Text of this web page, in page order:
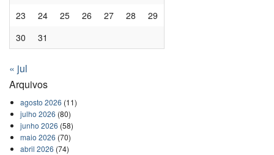
23
24 25 26 27 28
29
30
31
« jul
Arquivos
agosto 2026 (11)
julho 2026 (80)
junho 2026 (58)
maio 2026 (70)
abril 2026 (74)